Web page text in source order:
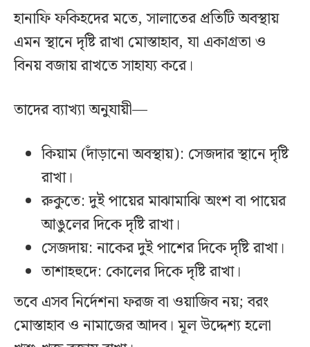
হানাফি ফকিহদের মতে, সালাতের প্রতিটি অবস্থায়
এমন স্থানে দৃষ্টি রাখা মোস্তাহাব, যা একাগ্রতা ও
বিনয় বজায় রাখতে সাহায্য করে।
তাদের ব্যাখ্যা অনুযায়ী—
কিয়াম (দাঁড়ানো অবস্থায়): সেজদার স্থানে দৃষ্টি
রাখা।
রুকুতে: দুই পায়ের মাঝামাঝি অংশ বা পায়ের
আঙুলের দিকে দৃষ্টি রাখা।
সেজদায়: নাকের দুই পাশের দিকে দৃষ্টি রাখা।
তাশাহহুদে: কোলের দিকে দৃষ্টি রাখা।
তবে এসব নির্দেশনা ফরজ বা ওয়াজিব নয়; বরং
মোস্তাহাব ও নামাজের আদব। মূল উদ্দেশ্য হলো